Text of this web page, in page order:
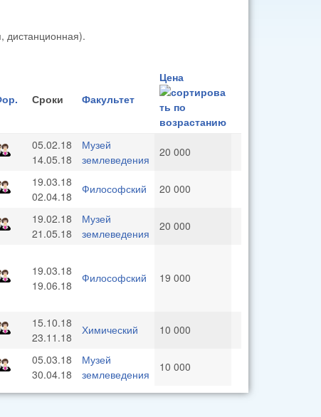
дистанционная).
Сроки Факультет
Цена
05.02.18
14.05.18
Музей
землеведения
20 000
19.03.18
02.04.18
Философский 20 000
19.02.18
21.05.18
Музей
землеведения
20 000
19.03.18
19.06.18
Философский 19 000
15.10.18
23.11.18
Химический 10 000
05.03.18
30.04.18
Музей
землеведения
10 000